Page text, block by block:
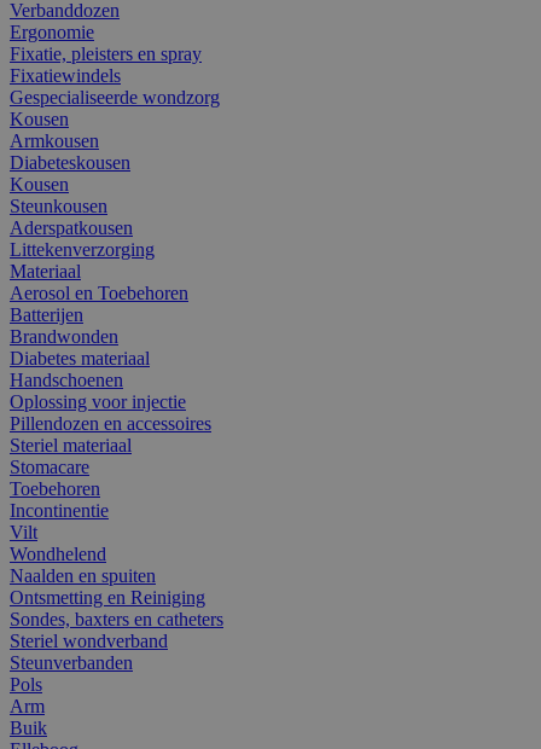
Verbanddozen
Ergonomie
Fixatie, pleisters en spray
Fixatiewindels
Gespecialiseerde wondzorg
Kousen
Armkousen
Diabeteskousen
Kousen
Steunkousen
Aderspatkousen
Littekenverzorging
Materiaal
Aerosol en Toebehoren
Batterijen
Brandwonden
Diabetes materiaal
Handschoenen
Oplossing voor injectie
Pillendozen en accessoires
Steriel materiaal
Stomacare
Toebehoren
Incontinentie
Vilt
Wondhelend
Naalden en spuiten
Ontsmetting en Reiniging
Sondes, baxters en catheters
Steriel wondverband
Steunverbanden
Pols
Arm
Buik